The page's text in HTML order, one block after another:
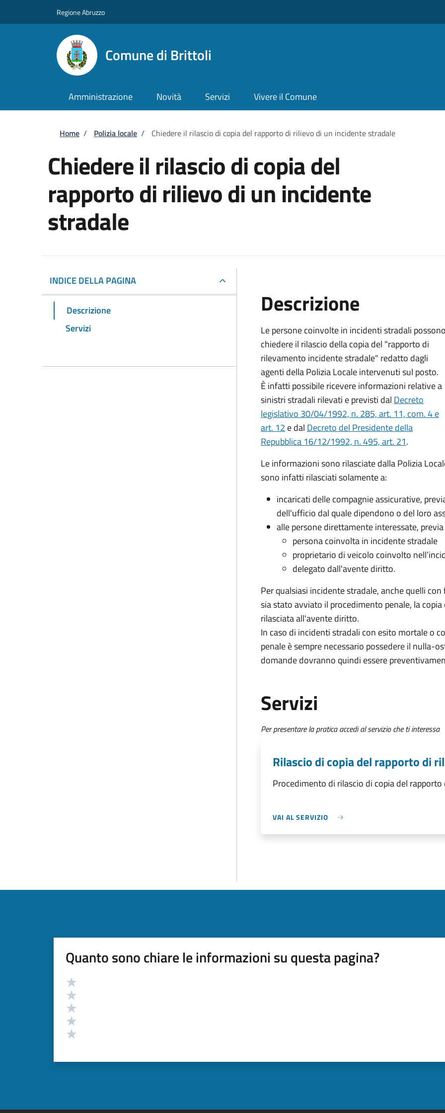
Regione Abruzzo
Comune di Brittoli
Amministrazione Novità Servizi Vivere il Comune
Briciole di pane
Home / Polizia locale / Chiedere il rilascio di copia del rapporto di rilievo di un incidente stradale
Chiedere il rilascio di copia del
rapporto di rilievo di un incidente
stradale
INDICE DELLA PAGINA
Descrizione
Servizi
Descrizione
Le persone coinvolte in incidenti stradali
chiedere il rilascio della copia del "rapporto di
rilevamento incidente stradale" redatto dagli
agenti della Polizia Locale intervenuti sul posto.
È infatti possibile ricevere informazioni relative a
sinistri stradali rilevati e previsti dal Decreto
legislativo 30/04/1992, n. 285, art. 11, com. 4 e
art. 12 e dal Decreto del Presidente della
Repubblica 16/12/1992, n. 495, art. 21.
Le informazioni sono rilasciate dalla Polizia
sono infatti rilasciati solamente a:
incaricati delle compagnie assicurative,
dell'ufficio dal quale dipendono o del loro
alle persone direttamente interessate,
persona coinvolta in incidente stradale
proprietario di veicolo coinvolto
delegato dall'avente diritto.
Per qualsiasi incidente stradale, anche quelli
sia stato avviato il procedimento penale, la
rilasciata all'avente diritto.
In caso di incidenti stradali con esito mortale o
penaleè sempre necessario possedere il nulla-
domande dovranno quindi essere
Servizi
Per presentare la pratica accedi al servizio che ti interessa
Rilascio di copia del rapporto di
Procedimento di rilascio di copia del
VAI AL SERVIZIO
Quanto sono chiare le informazioni su questa pagina?
Valutazione